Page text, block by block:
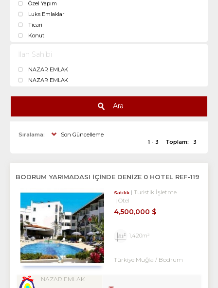
Özel Yapım
Luks Emlaklar
Ticari
Konut
İlan Sahibi
NAZAR EMLAK
NAZAR EMLAK
Ara
Sıralama:
Son Güncelleme
1 - 3
Toplam: 3
BODRUM YARIMADASI İÇİNDE DENİZE 0 HOTEL REF-119
Satılık
Turistik İşletme
Otel
4,500,000 $
1,420m²
Türkiye Muğla / Bodrum
NAZAR EMLAK